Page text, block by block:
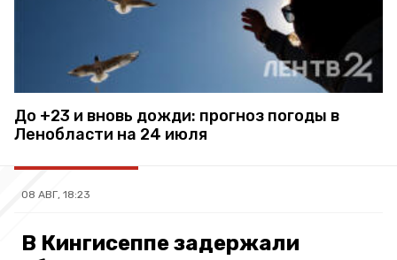
До +23 и вновь дожди: прогноз погоды в
Ленобласти на 24 июля
08 АВГ, 18:23
В Кингисеппе задержали